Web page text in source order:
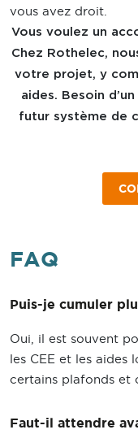
vous avez droit.
Vous voulez un
Chez Rothelec,
votre projet, y
aides. Besoin
futur système de
FAQ
Puis-je cumuler
Oui, il est souvent
les CEE et les aides
certains plafonds et
Faut-il attendre